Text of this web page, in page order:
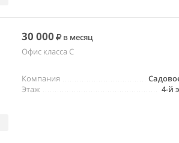
30 000 в месяц
Офис класса C
Компания
4-й
Этаж